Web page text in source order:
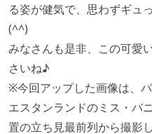
る姿が健気で、思わずギュ
(^^)
みなさんも是非、この可愛
さいね♪
※今回アップした画像は、
エスタンランドのミス・バ
置の立ち見最前列から撮影